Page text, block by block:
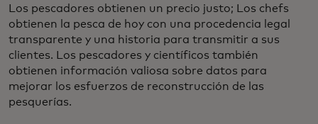
Los pescadores obtienen un precio justo; Los chefs
obtienen la pesca de hoy con una procedencia legal
transparente y una historia para transmitir a sus
clientes. Los pescadores y científicos también
obtienen información valiosa sobre datos para
mejorar los esfuerzos de reconstrucción de las
pesquerías.